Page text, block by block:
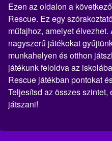
Ezen az oldalon a
Rescue. Ez egy
műfajhoz, amelyet
nagyszerű játékokat
munkahelyen és otthon
játékunk feloldva az
Rescue játékban pontokat
Teljesítsd az összes
játszani!